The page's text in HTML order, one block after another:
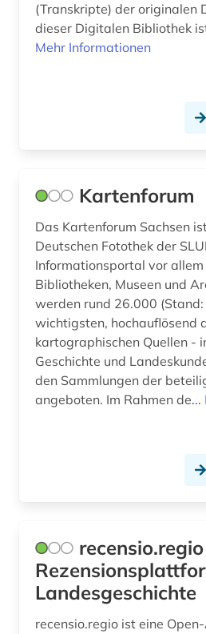
(Transkripte) der originalen
dieser Digitalen Bibliothek
Mehr Informationen
Kartenforum
Das Kartenforum Sachsen
Deutschen Fotothek der
Informationsportal vor allem
Bibliotheken, Museen und
werden rund 26.000
wichtigsten, hochauflösend
kartographischen Quellen -
Geschichte und
den Sammlungen der
angeboten. Im Rahmen de...
Landesgeschichte
recensio.regio ist eine